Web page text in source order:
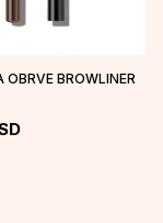
BROWLINER